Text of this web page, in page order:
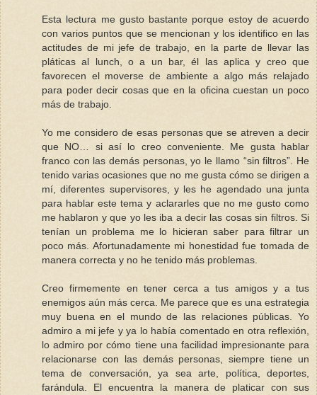
Esta lectura me gusto bastante porque estoy de acuerdo
con varios puntos que se mencionan y los identifico en las
actitudes de mi jefe de trabajo, en la parte de llevar las
pláticas al lunch, o a un bar, él las aplica y creo que
favorecen el moverse de ambiente a algo más relajado
para poder decir cosas que en la oficina cuestan un poco
más de trabajo.
Yo me considero de esas personas que se atreven a decir
que NO… si así lo creo conveniente. Me gusta hablar
franco con las demás personas, yo le llamo “sin filtros”. He
tenido varias ocasiones que no me gusta cómo se dirigen a
mí, diferentes supervisores, y les he agendado una junta
para hablar este tema y aclararles que no me gusto como
me hablaron y que yo les iba a decir las cosas sin filtros. Si
tenían un problema me lo hicieran saber para filtrar un
poco más. Afortunadamente mi honestidad fue tomada de
manera correcta y no he tenido más problemas.
Creo firmemente en tener cerca a tus amigos y a tus
enemigos aún más cerca. Me parece que es una estrategia
muy buena en el mundo de las relaciones públicas. Yo
admiro a mi jefe y ya lo había comentado en otra reflexión,
lo admiro por cómo tiene una facilidad impresionante para
relacionarse con las demás personas, siempre tiene un
tema de conversación, ya sea arte, política, deportes,
farándula. El encuentra la manera de platicar con sus